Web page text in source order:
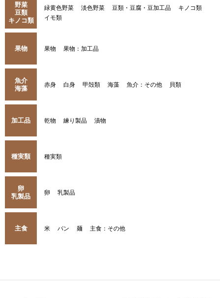
野菜
豆類
キノコ類
緑黄色野菜 淡色野菜 豆類・豆腐・豆加工品
キノコ類
イモ類
果物 果物 果物：加工品
魚介
海藻
赤身 白身 甲殻類 海藻 魚介：その他 貝類
加工品 乾物 練り製品 漬物
種実類 種実類
卵
乳製品
卵 乳製品
主食 米 パン 麺 主食：その他